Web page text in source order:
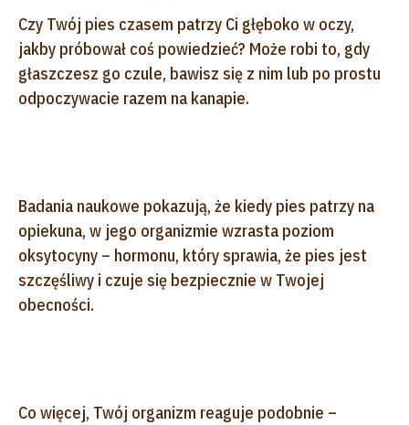
Czy Twój pies czasem patrzy Ci głęboko w oczy,
jakby próbował coś powiedzieć? Może robi to, gdy
głaszczesz go czule, bawisz się z nim lub po prostu
odpoczywacie razem na kanapie.
Badania naukowe pokazują, że kiedy pies patrzy na
opiekuna, w jego organizmie wzrasta poziom
oksytocyny – hormonu, który sprawia, że pies jest
szczęśliwy i czuje się bezpiecznie w Twojej
obecności.
Co więcej, Twój organizm reaguje podobnie –